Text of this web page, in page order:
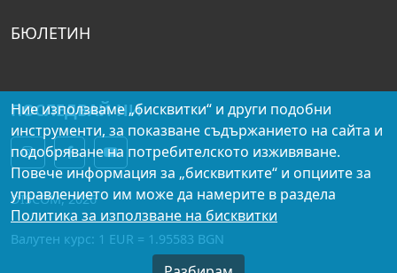
БЮЛЕТИН
ПОСЛЕДВАЙ НИ
DISCOM, 2026
Валутен курс: 1 EUR = 1.95583 BGN
Ние използваме „бисквитки“ и други подобни
инструменти, за показване съдържанието на сайта и
подобряване на потребителското изживяване.
Повече информация за „бисквитките“ и опциите за
управлението им може да намерите в раздела
Политика за използване на бисквитки